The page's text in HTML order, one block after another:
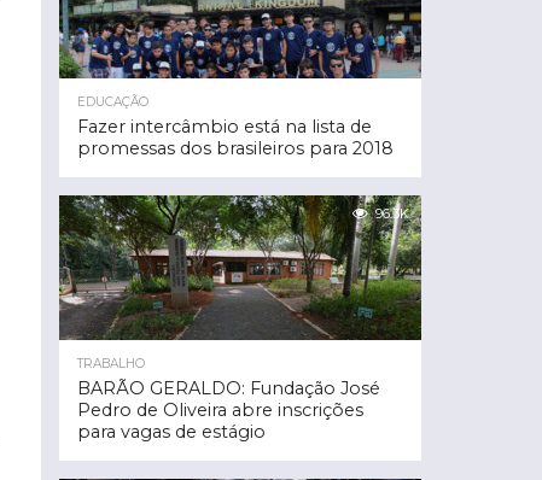
EDUCAÇÃO
Fazer intercâmbio está na lista de
promessas dos brasileiros para 2018
96.3K
TRABALHO
BARÃO GERALDO: Fundação José
Pedro de Oliveira abre inscrições
para vagas de estágio